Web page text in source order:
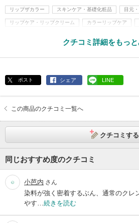
リップザカラー スキンケア・基礎化粧品 目元
リップケア・リップクリーム カラーリップケア
クチコミ詳細をもっ
ポスト シェア LINE
この商品のクチコミ一覧へ
クチコミする
同じおすすめ度のクチコミ
小芭内 さん
染料が強く密着するぶん、通常のクレ
やす… 続きを読む